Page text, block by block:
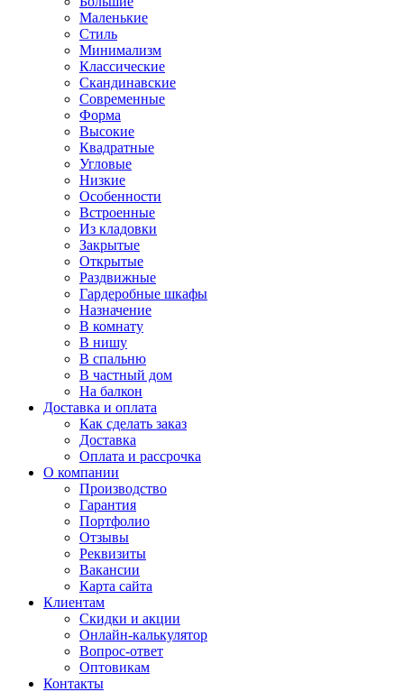
Маленькие
Стиль
Минимализм
Классические
Скандинавские
Современные
Форма
Высокие
Квадратные
Угловые
Низкие
Особенности
Встроенные
Из кладовки
Закрытые
Открытые
Раздвижные
Гардеробные шкафы
Назначение
В комнату
В нишу
В спальню
В частный дом
На балкон
Доставка и оплата
Как сделать заказ
Доставка
Оплата и рассрочка
О компании
Производство
Гарантия
Портфолио
Отзывы
Реквизиты
Вакансии
Карта сайта
Клиентам
Скидки и акции
Онлайн-калькулятор
Вопрос-ответ
Оптовикам
Контакты